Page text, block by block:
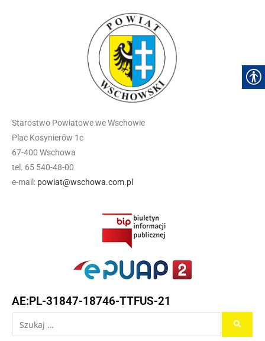
Starostwo Powiatowe we Wschowie
Plac Kosynierów 1c
67-400 Wschowa
tel. 65 540-48-00
e-mail: powiat@wschowa.com.pl
AE:PL-31847-18746-TTFUS-21